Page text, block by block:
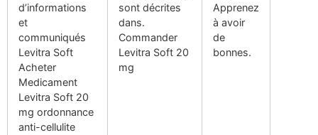
d’informations
et
communiqués
Levitra Soft
Acheter
Medicament
Levitra Soft 20
mg ordonnance
anti-cellulite
sont décrites
dans.
Commander
Levitra Soft 20
mg
Apprenez
à avoir
de
bonnes.